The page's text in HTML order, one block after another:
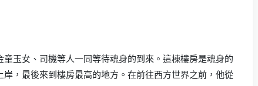
玉女、司機等人一同等待魂身的到來。這棟樓房是魂身的
，最後來到樓房最高的地方。在前往西方世界之前，他從